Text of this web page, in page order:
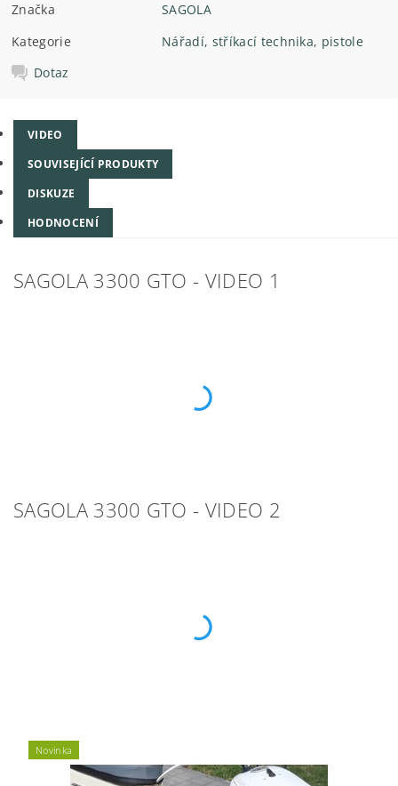
Značka
SAGOLA
Kategorie
Nářadí, stříkací technika, pistole
Dotaz
VIDEO
SOUVISEJÍCÍ PRODUKTY
DISKUZE
HODNOCENÍ
SAGOLA 3300 GTO - VIDEO 1
SAGOLA 3300 GTO - VIDEO 2
Novinka